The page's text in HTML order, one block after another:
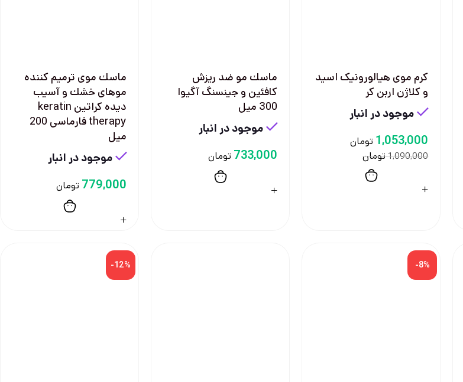
کرم موی هیالورونیک اسید
و کلاژن اربن کر
موجود در انبار
1,090,000تومان
1,053,000 تومان
ماسك مو ضد ريزش
كافئين و جينسنگ آگيوا
300 ميل
موجود در انبار
733,000 تومان
ماسك موی ترميم كننده
موهای خشك و آسيب
ديده كراتين keratin
therapy فارماسی 200
ميل
موجود در انبار
779,000 تومان
-8%
-12%